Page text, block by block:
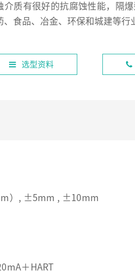
介质有很好的抗腐蚀性能，隔
、食品、冶金、环保和城建等行
选型资料
）, ±5mm , ±10mm
＋HART